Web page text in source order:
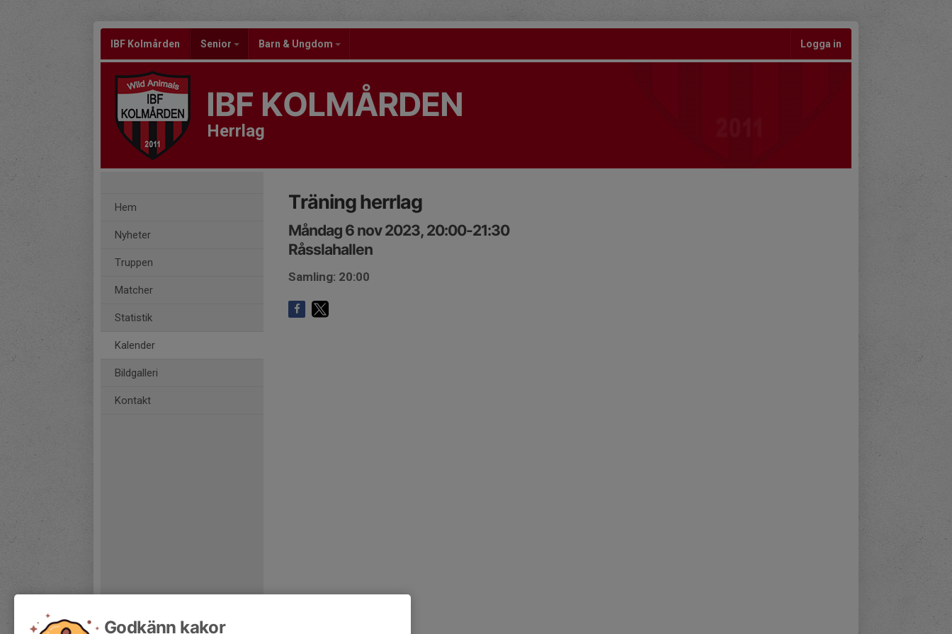
IBF Kolmården Senior Barn & Ungdom Logga in
IBF KOLMÅRDEN
Herrlag
Hem
Nyheter
Truppen
Matcher
Statistik
Kalender
Bildgalleri
Kontakt
Träning herrlag
Måndag 6 nov 2023, 20:00-21:30
Råsslahallen
Samling: 20:00
Godkänn kakor